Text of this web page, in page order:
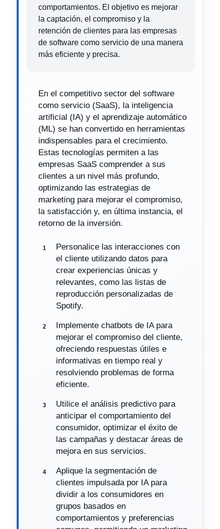
comportamientos. El objetivo es mejorar
la captación, el compromiso y la
retención de clientes para las empresas
de software como servicio de una manera
más eficiente y precisa.
En el competitivo sector del software
como servicio (SaaS), la inteligencia
artificial (IA) y el aprendizaje automático
(ML) se han convertido en herramientas
indispensables para el crecimiento.
Estas tecnologías permiten a las
empresas SaaS comprender a sus
clientes a un nivel más profundo,
optimizando las estrategias de
marketing para mejorar el compromiso,
la satisfacción y, en última instancia, el
retorno de la inversión.
Personalice las interacciones con
el cliente utilizando datos para
crear experiencias únicas y
relevantes, como las listas de
reproducción personalizadas de
Spotify.
Implemente chatbots de IA para
mejorar el compromiso del cliente,
ofreciendo respuestas útiles e
informativas en tiempo real y
resolviendo problemas de forma
eficiente.
Utilice el análisis predictivo para
anticipar el comportamiento del
consumidor, optimizar el éxito de
las campañas y destacar áreas de
mejora en sus servicios.
Aplique la segmentación de
clientes impulsada por IA para
dividir a los consumidores en
grupos basados en
comportamientos y preferencias